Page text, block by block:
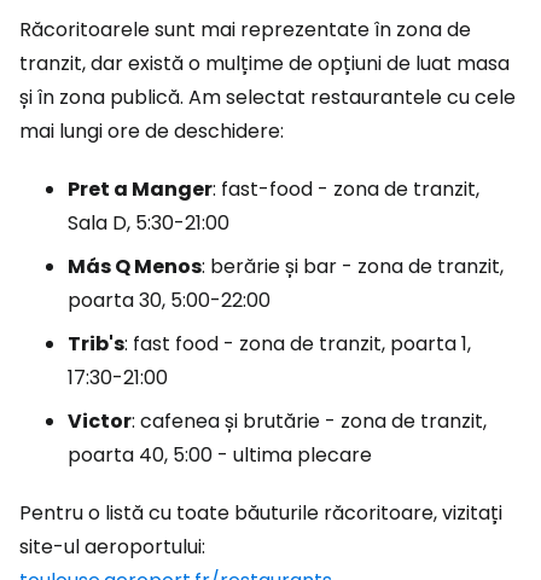
Răcoritoarele sunt mai reprezentate în zona de
tranzit, dar există o mulțime de opțiuni de luat masa
și în zona publică. Am selectat restaurantele cu cele
mai lungi ore de deschidere:
Pret a Manger: fast-food - zona de tranzit,
Sala D, 5:30-21:00
Más Q Menos: berărie și bar - zona de tranzit,
poarta 30, 5:00-22:00
Trib's: fast food - zona de tranzit, poarta 1,
17:30-21:00
Victor: cafenea și brutărie - zona de tranzit,
poarta 40, 5:00 - ultima plecare
Pentru o listă cu toate băuturile răcoritoare, vizitați
site-ul aeroportului: